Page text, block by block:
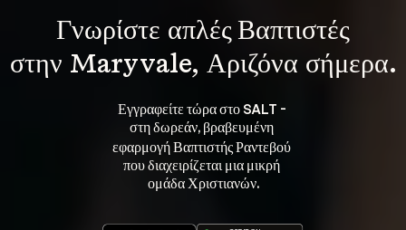
Γνωρίστε απλές Βαπτιστές
στην Maryvale, Αριζόνα σήμερα.
Εγγραφείτε τώρα στο SALT -
στη δωρεάν, βραβευμένη
εφαρμογή Βαπτιστής Ραντεβού
που διαχειρίζεται μια μικρή
ομάδα Χριστιανών.